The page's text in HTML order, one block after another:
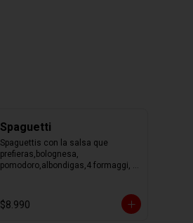
Spaguetti
Spaguettis con la salsa que
prefieras,bolognesa,
pomodoro,albondigas,4 formaggi,
$8.990